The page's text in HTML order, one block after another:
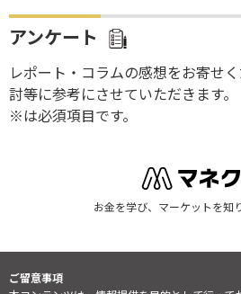
アンケート
レポート・コラムの感想をお寄せ
討等に参考にさせていただきます。
※は必須項目です。
お金を学び、マーケットを知
ご留意事項